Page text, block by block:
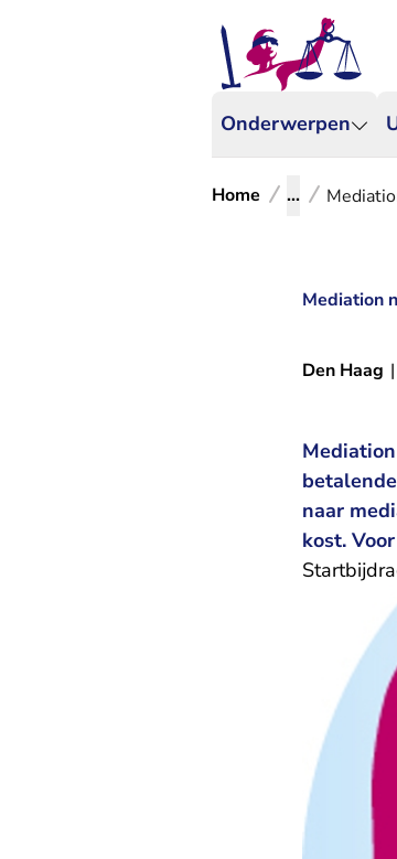
Onderwerpen
Home ...
Mediation
Den Haag |
naar
kost.